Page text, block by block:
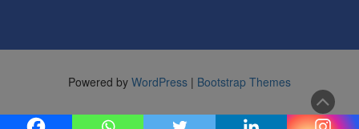
Powered by WordPress | Bootstrap Themes